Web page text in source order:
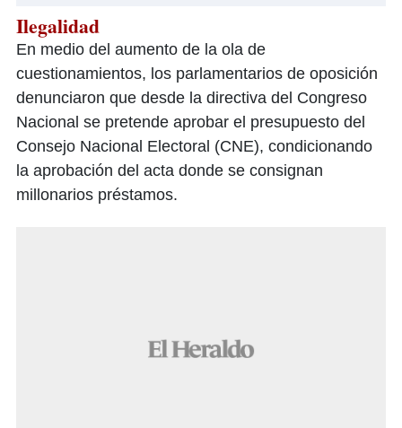
Ilegalidad
En medio del aumento de la ola de
cuestionamientos, los parlamentarios de oposición
denunciaron que desde la directiva del Congreso
Nacional se pretende aprobar el presupuesto del
Consejo Nacional Electoral (CNE), condicionando
la aprobación del acta donde se consignan
millonarios préstamos.